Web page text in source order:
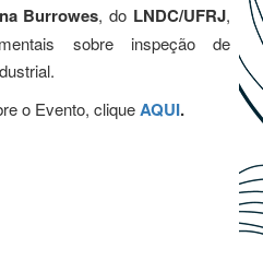
Burrowes, do LNDC/UFRJ,
sobre inspeção de
o Evento, cliqueAQUI.